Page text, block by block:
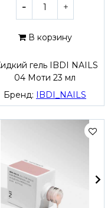
В корзину
гель IBDI NAILS
04 Моти 23 мл
Бренд:
IBDI_NAILS